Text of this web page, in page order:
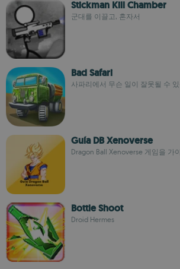
Stickman Kill Chamber
군대를 이끌고, 혼자서
Bad Safari
사파리에서 무슨 일이 잘못될 수
Guía DB Xenoverse
Dragon Ball Xenoverse 게임을 가
Bottle Shoot
Droid Hermes